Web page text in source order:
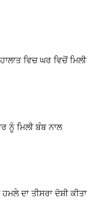
ਵਿਚ ਘਰ ਵਿਚੋਂ ਮਿਲੀ
ਨੂੰ ਮਿਲੀ ਬੰਬ ਨਾਲ
ਦਾ ਤੀਸਰਾ ਦੋਸ਼ੀ ਕੀਤਾ